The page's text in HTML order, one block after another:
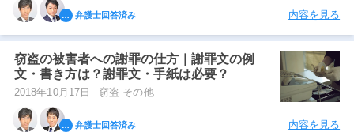
弁護士回答済み 内容を見る
窃盗の被害者への謝罪の仕方｜謝罪文の例
文・書き方は？謝罪文・手紙は必要？
2018年10月17日 窃盗 その他
弁護士回答済み 内容を見る